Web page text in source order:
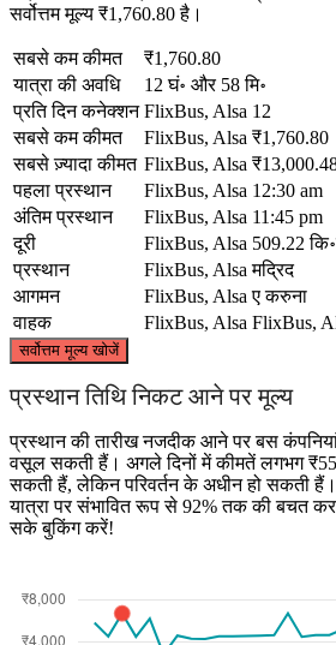
सर्वोत्तम मूल्य ₹1,760.80 है।
सबसे कम कीमत
₹1,760.80
यात्रा की अवधि
12 घं॰ और 58 मि॰
प्रति दिन कनेक्शन FlixBus, Alsa 12
सबसे कम कीमत
FlixBus, Alsa ₹1,760.80
सबसे ज़्यादा कीमत FlixBus, Alsa
पहला प्रस्थान
FlixBus, Alsa 12:30 am
अंतिम प्रस्थान
FlixBus, Alsa 11:45 pm
दूरी
FlixBus, Alsa 509.22
प्रस्थान
FlixBus, Alsa मद्रिद
आगमन
FlixBus, Alsa ए करुना
वाहक
FlixBus, Alsa FlixBus,
सर्वोत्तम मूल्य खोजें
A Coruña
©CARTO ,
प्रस्थान तिथि निकट आने पर मूल्य
प्रस्थान की तारीख नजदीक आने पर बस
वसूल सकती हैं। अगले दिनों में कीमतें लगभग
सकती हैं, लेकिन परिवर्तन के अधीन हो सकती
यात्रा पर संभावित रूप से 92% तक की बचत
सके बुकिंग करें!